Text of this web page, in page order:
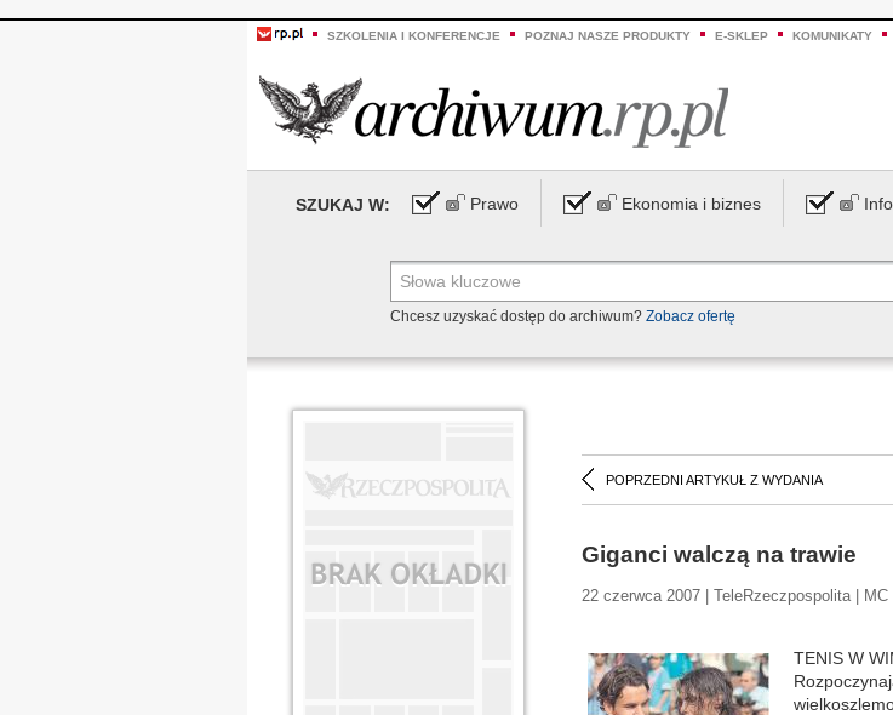
SZKOLENIA I KONFERENCJE POZNAJ NASZE PRODUKTY E-SKLEP KOMUNIKATY
SZUKAJ W: Prawo Ekonomia i biznes
Chcesz uzyskać dostęp do archiwum? Zobacz ofertę
POPRZEDNI ARTYKUŁ Z WYDANIA
Giganci walczą na trawie
22 czerwca 2007 | TeleRzeczpospolita | MC
TENIS W